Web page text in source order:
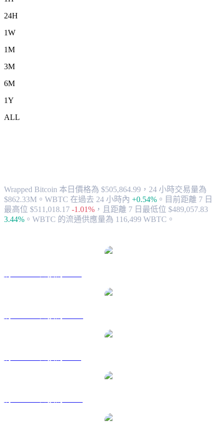
24H
1W
1M
3M
6M
1Y
ALL
Wrapped Bitcoin 本日價格為 $505,864.99，24 小時交易量為
$862.33M。WBTC 在過去 24 小時內 +0.54% 。 目前距離 7 日
最高位 $511,018.17 -1.01% ， 且距離 7 日最低位 $489,057.83
3.44% 。 WBTC 的流通供應量為 116,499 WBTC。